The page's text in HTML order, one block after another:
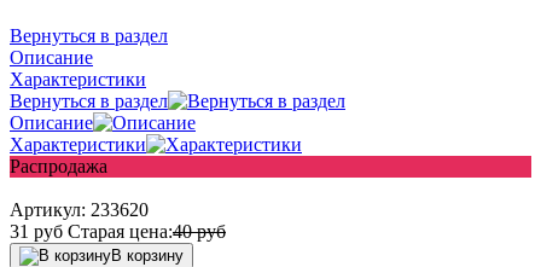
Вернуться в раздел
Описание
Характеристики
Вернуться в раздел
Описание
Характеристики
Распродажа
Артикул: 233620
31 руб Старая цена:40руб
В корзину